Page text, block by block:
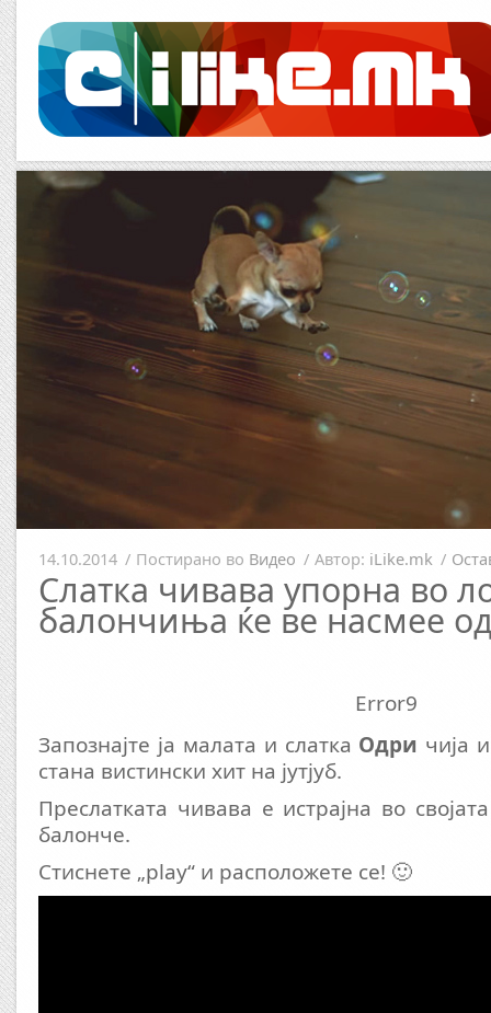
14.10.2014 / Постирано во Видео / Автор: iLike.mk /
Слатка чивава упорна во
балончиња ќе ве насмее
Error9
Запознајте ја малата и слатка Одри чија
стана вистински хит на јутјуб.
Преслатката чивава е истрајна во
балонче.
Стиснете „play“ и расположете се! 🙂